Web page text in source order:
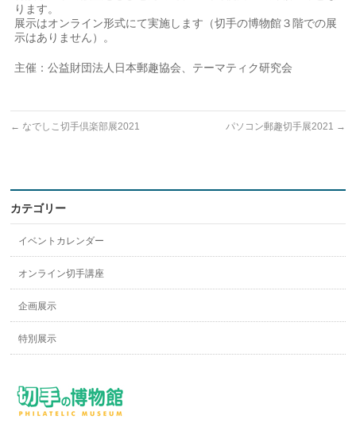
ります。
展示はオンライン形式にて実施します（切手の博物館３階での展
示はありません）。
主催：公益財団法人日本郵趣協会、テーマティク研究会
← なでしこ切手倶楽部展2021 パソコン郵趣切手展2021 →
カテゴリー
イベントカレンダー
オンライン切手講座
企画展示
特別展示